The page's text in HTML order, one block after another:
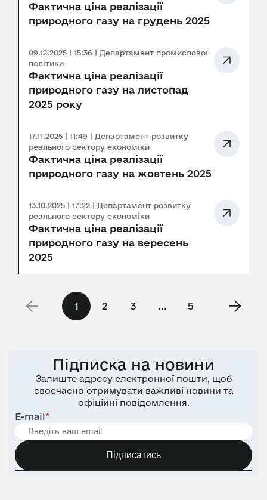
Фактична ціна реалізації
природного газу на грудень 2025
09.12.2025 | 15:36 | Департамент промислової
політики
Фактична ціна реалізації
природного газу на листопад
2025 року
17.11.2025 | 11:49 | Департамент розвитку
реального сектору економіки
Фактична ціна реалізації
природного газу на жовтень 2025
13.10.2025 | 17:22 | Департамент розвитку
реального сектору економіки
Фактична ціна реалізації
природного газу на вересень
2025
1 2 3 ... 5
Підписка на новини
Залиште адресу електронної пошти, щоб
своєчасно отримувати важливі новини та
офіційні повідомлення.
E-mail*
Підписатись